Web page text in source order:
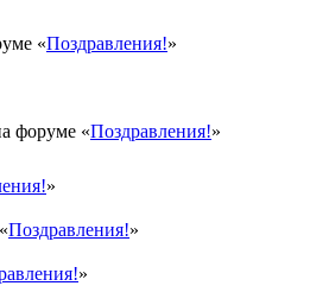
«Поздравления!»
форуме «Поздравления!»
»
Поздравления!»
»